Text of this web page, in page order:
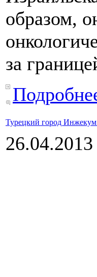
образом,
за
Турецкий город